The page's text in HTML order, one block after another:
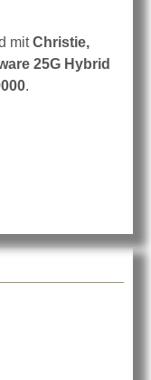
mitChristie,
25G Hybrid
.